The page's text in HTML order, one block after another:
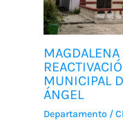
MAGDALENA
MUNICIPAL
ÁNGEL
Departamento /